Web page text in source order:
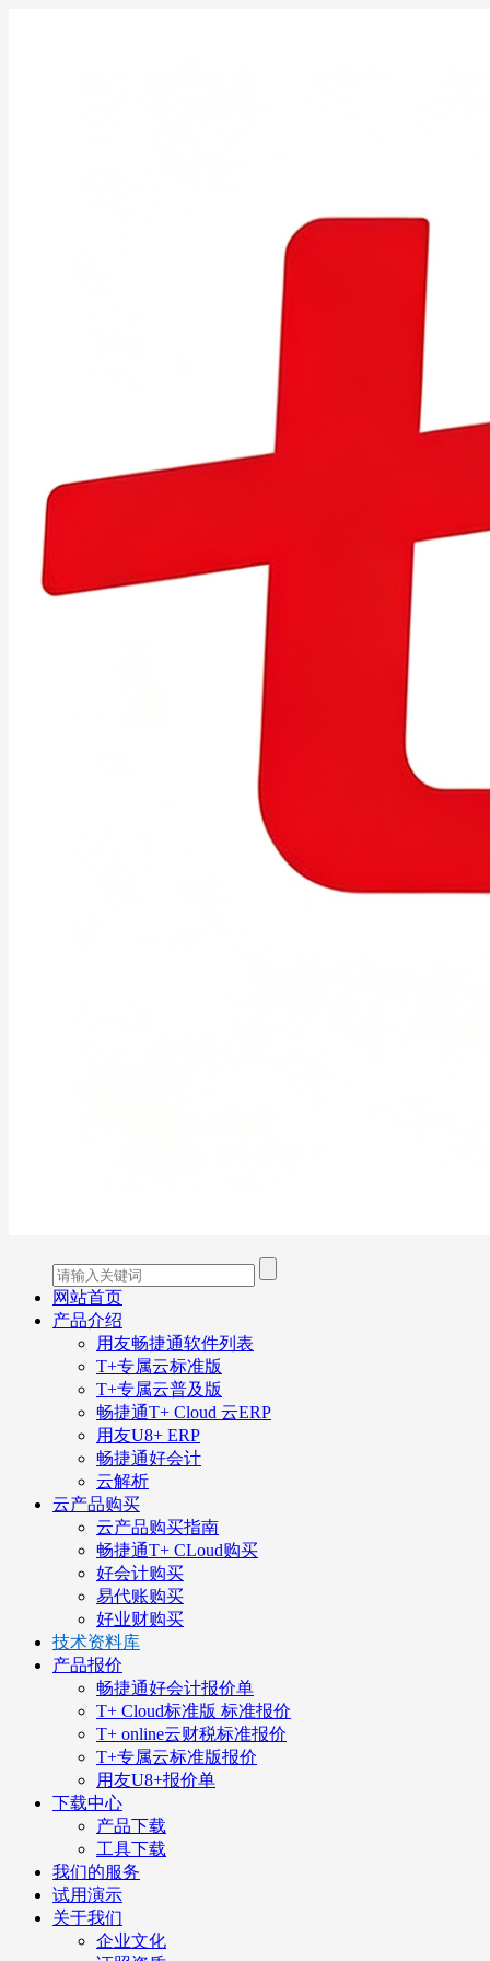
网站首页
产品介绍
用友畅捷通软件列表
T+专属云标准版
T+专属云普及版
畅捷通T+ Cloud 云ERP
用友U8+ ERP
畅捷通好会计
云解析
云产品购买
云产品购买指南
畅捷通T+ CLoud购买
好会计购买
易代账购买
好业财购买
技术资料库
产品报价
畅捷通好会计报价单
T+ Cloud标准版 标准报价
T+ online云财税标准报价
T+专属云标准版报价
用友U8+报价单
下载中心
产品下载
工具下载
我们的服务
试用演示
关于我们
企业文化